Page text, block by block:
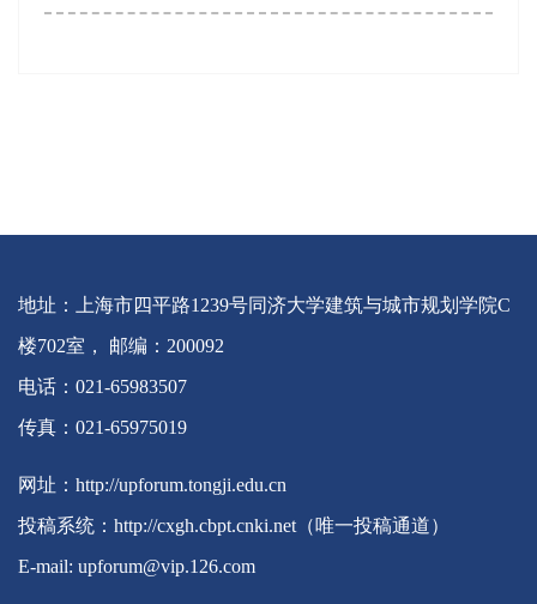
地址：上海市四平路1239号同济大学建筑与城市规划学院C
楼702室， 邮编：200092
电话：021-65983507
传真：021-65975019
网址：http://upforum.tongji.edu.cn
投稿系统：http://cxgh.cbpt.cnki.net（唯一投稿通道）
E-mail: upforum@vip.126.com